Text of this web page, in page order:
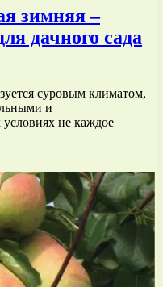
зимняя –
дачного сада
суровым климатом,
и
не каждое